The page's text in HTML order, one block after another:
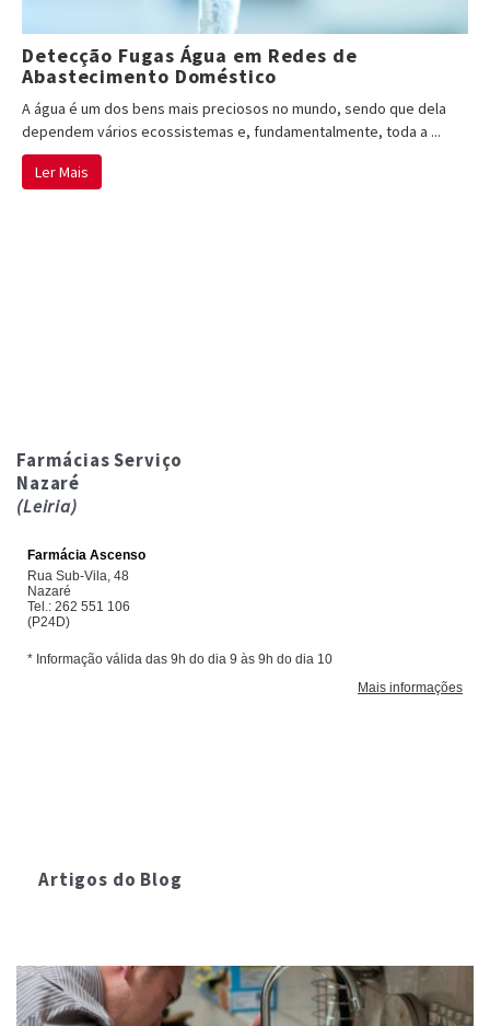
Detecção Fugas Água em Redes de
Abastecimento Doméstico
A água é um dos bens mais preciosos no mundo, sendo que dela
dependem vários ecossistemas e, fundamentalmente, toda a ...
Ler Mais
Farmácias Serviço
Nazaré
(Leiria)
Artigos do Blog